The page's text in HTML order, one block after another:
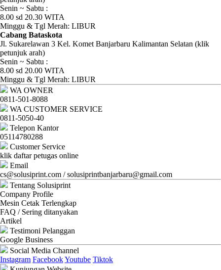
Pendapatan
Fee
Ganti
Password
Logout
Senin ~ Sabtu :
8.00 sd 20.30 WITA
Minggu & Tgl Merah: LIBUR
Cabang Bataskota
Jl. Sukarelawan 3 Kel. Komet Banjarbaru Kalimantan Selatan (klik
petunjuk arah)
Senin ~ Sabtu :
8.00 sd 20.00 WITA
Minggu & Tgl Merah: LIBUR
WA OWNER
0811-501-8088
WA CUSTOMER SERVICE
0811-5050-40
Telepon Kantor
05114780288
Customer Service
klik daftar petugas online
Email
cs@solusiprint.com / solusiprintbanjarbaru@gmail.com
Tentang Solusiprint
Company Profile
Mesin Cetak Terlengkap
FAQ / Sering ditanyakan
Artikel
Testimoni Pelanggan
Google Business
Social Media Channel
Instagram FacebookYoutube Tiktok